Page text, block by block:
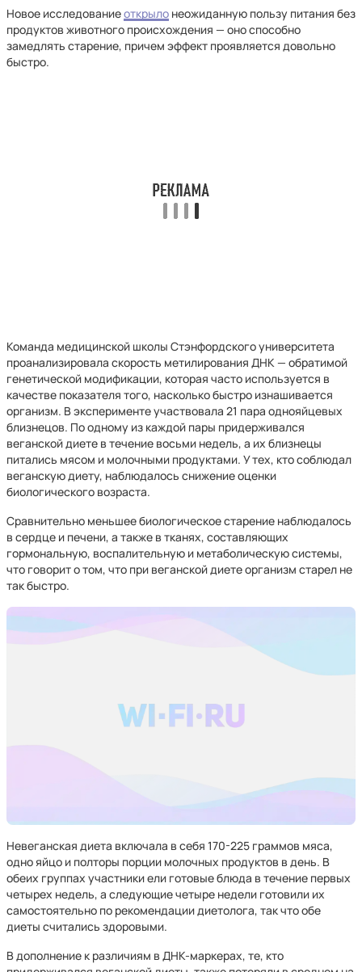
Новое исследованиеоткрыло неожиданную пользу питания без
продуктов животного происхождения — оно способно
замедлять старение, причем эффект проявляется довольно
быстро.
Команда медицинской школы Стэнфордского университета
проанализировала скорость метилирования ДНК — обратимой
генетической модификации, которая часто используется в
качестве показателя того, насколько быстро изнашивается
организм. В эксперименте участвовала 21 пара однояйцевых
близнецов. По одному из каждой пары придерживался
веганской диете в течение восьми недель, а их близнецы
питались мясом и молочными продуктами. У тех, кто соблюдал
веганскую диету, наблюдалось снижение оценки
биологического возраста.
Сравнительно меньшее биологическое старение наблюдалось
в сердце и печени, а также в тканях, составляющих
гормональную, воспалительную и метаболическую системы,
что говорит о том, что при веганской диете организм старел не
так быстро.
Невеганская диета включала в себя 170-225 граммов мяса,
одно яйцо и полторы порции молочных продуктов в день. В
обеих группах участники ели готовые блюда в течение первых
четырех недель, а следующие четыре недели готовили их
самостоятельно по рекомендации диетолога, так что обе
диеты считались здоровыми.
В дополнение к различиям в ДНК-маркерах, те, кто